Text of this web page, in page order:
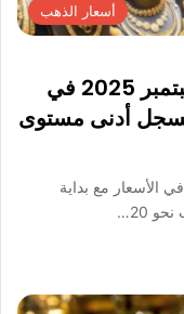
أسعار الذهب
أسعار الذهب اليوم الثلاثاء 30 سبتمبر 2025 في
انخفاض مفاجئ وعيار 21 يسجل أدنى مستوى
الأسعار مع بداية
20…